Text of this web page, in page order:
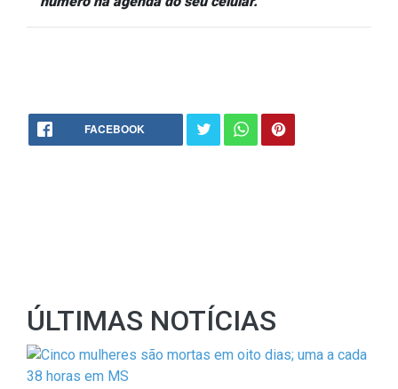
FACEBOOK
ÚLTIMAS NOTÍCIAS